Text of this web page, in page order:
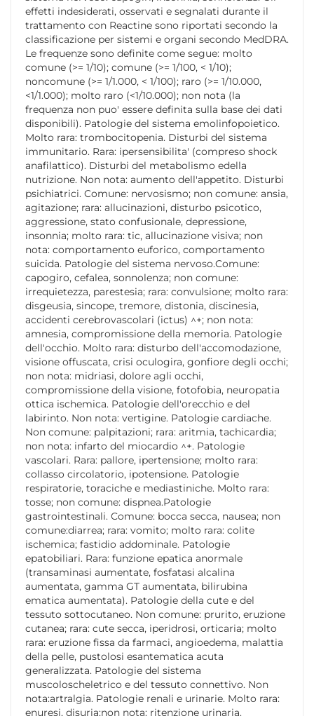
effetti indesiderati, osservati e segnalati durante il
trattamento con Reactine sono riportati secondo la
classificazione per sistemi e organi secondo MedDRA.
Le frequenze sono definite come segue: molto
comune (>= 1/10); comune (>= 1/100, < 1/10);
noncomune (>= 1/1.000, < 1/100); raro (>= 1/10.000,
<1/1.000); molto raro (<1/10.000); non nota (la
frequenza non puo' essere definita sulla base dei dati
disponibili). Patologie del sistema emolinfopoietico.
Molto rara: trombocitopenia. Disturbi del sistema
immunitario. Rara: ipersensibilita' (compreso shock
anafilattico). Disturbi del metabolismo edella
nutrizione. Non nota: aumento dell'appetito. Disturbi
psichiatrici. Comune: nervosismo; non comune: ansia,
agitazione; rara: allucinazioni, disturbo psicotico,
aggressione, stato confusionale, depressione,
insonnia; molto rara: tic, allucinazione visiva; non
nota: comportamento euforico, comportamento
suicida. Patologie del sistema nervoso.Comune:
capogiro, cefalea, sonnolenza; non comune:
irrequietezza, parestesia; rara: convulsione; molto rara:
disgeusia, sincope, tremore, distonia, discinesia,
accidenti cerebrovascolari (ictus) ^+; non nota:
amnesia, compromissione della memoria. Patologie
dell'occhio. Molto rara: disturbo dell'accomodazione,
visione offuscata, crisi oculogira, gonfiore degli occhi;
non nota: midriasi, dolore agli occhi,
compromissione della visione, fotofobia, neuropatia
ottica ischemica. Patologie dell'orecchio e del
labirinto. Non nota: vertigine. Patologie cardiache.
Non comune: palpitazioni; rara: aritmia, tachicardia;
non nota: infarto del miocardio ^+. Patologie
vascolari. Rara: pallore, ipertensione; molto rara:
collasso circolatorio, ipotensione. Patologie
respiratorie, toraciche e mediastiniche. Molto rara:
tosse; non comune: dispnea.Patologie
gastrointestinali. Comune: bocca secca, nausea; non
comune:diarrea; rara: vomito; molto rara: colite
ischemica; fastidio addominale. Patologie
epatobiliari. Rara: funzione epatica anormale
(transaminasi aumentate, fosfatasi alcalina
aumentata, gamma GT aumentata, bilirubina
ematica aumentata). Patologie della cute e del
tessuto sottocutaneo. Non comune: prurito, eruzione
cutanea; rara: cute secca, iperidrosi, orticaria; molto
rara: eruzione fissa da farmaci, angioedema, malattia
della pelle, pustolosi esantematica acuta
generalizzata. Patologie del sistema
muscoloscheletrico e del tessuto connettivo. Non
nota:artralgia. Patologie renali e urinarie. Molto rara:
enuresi, disuria;non nota: ritenzione urinaria.